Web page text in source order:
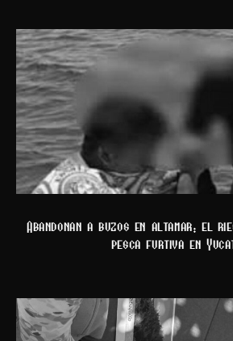
Abandonan a buzos en altamar: el
pesca furtiva en